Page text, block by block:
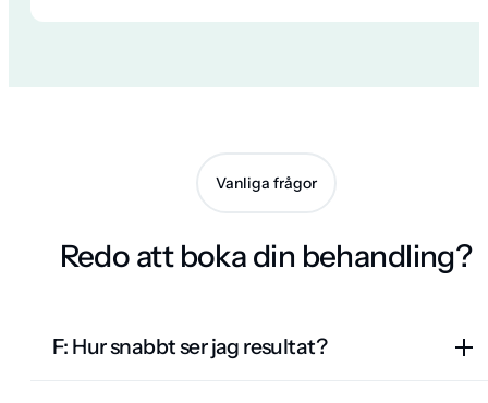
Vanliga frågor
Redo att boka din behandling?
F: Hur snabbt ser jag resultat?